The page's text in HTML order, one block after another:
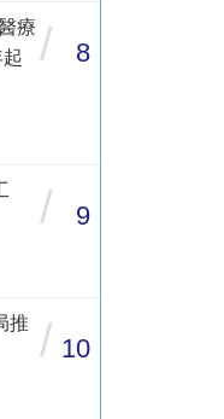
療 / 8
/ 9
推
/ 10